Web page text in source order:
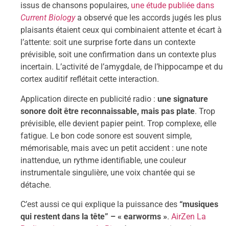
issus de chansons populaires, une étude publiée dans
Current Biologya observé que les accords jugés les plus
plaisants étaient ceux qui combinaient attente et écart à
l’attente: soit une surprise forte dans un contexte
prévisible, soit une confirmation dans un contexte plus
incertain. L’activité de l’amygdale, de l’hippocampe et du
cortex auditif reflétait cette interaction.
Application directe en publicité radio : une signature
sonore doit être reconnaissable, mais pas plate. Trop
prévisible, elle devient papier peint. Trop complexe, elle
fatigue. Le bon code sonore est souvent simple,
mémorisable, mais avec un petit accident : une note
inattendue, un rythme identifiable, une couleur
instrumentale singulière, une voix chantée qui se
détache.
C’est aussi ce qui explique la puissance des “musiques
qui restent dans la tête” – « earworms ». AirZen La